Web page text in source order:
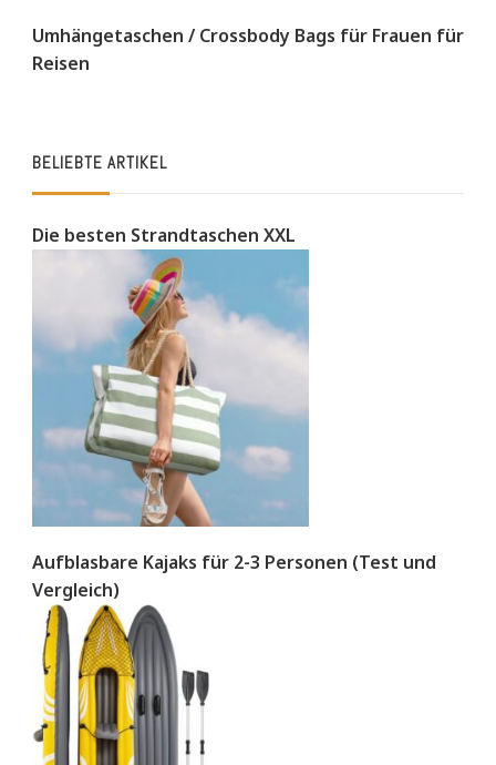
Umhängetaschen / Crossbody Bags für Frauen für
Reisen
BELIEBTE ARTIKEL
Die besten Strandtaschen XXL
Aufblasbare Kajaks für 2-3 Personen (Test und
Vergleich)